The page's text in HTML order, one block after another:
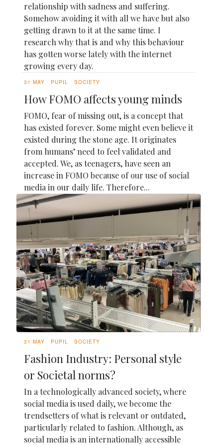
relationship with sadness and suffering.
Somehow avoiding it with all we have but also
getting drawn to it at the same time. I
research why that is and why this behaviour
has gotten worse lately with the internet
growing every day.
31 MAY PUPIL SOCIETY
How FOMO affects young minds
FOMO, fear of missing out, is a concept that
has existed forever. Some might even believe it
existed during the stone age. It originates
from humans’ need to feel validated and
accepted. We, as teenagers, have seen an
increase in FOMO because of our use of social
media in our daily life. Therefore...
31 MAY PUPIL SOCIETY
Fashion Industry: Personal style
or Societal norms?
In a technologically advanced society, where
social media is used daily, we become the
trendsetters of what is relevant or outdated,
particularly related to fashion. Although, as
social media is an internationally accessible